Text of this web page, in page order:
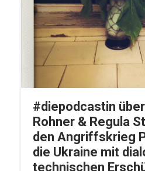
#diepodcastin
Rohner & Regula
den Angriffskrieg
die Ukraine mit
technischen